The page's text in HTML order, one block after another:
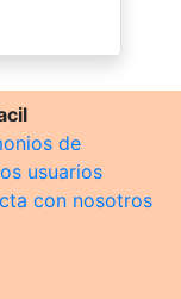
de
usuarios
con nosotros